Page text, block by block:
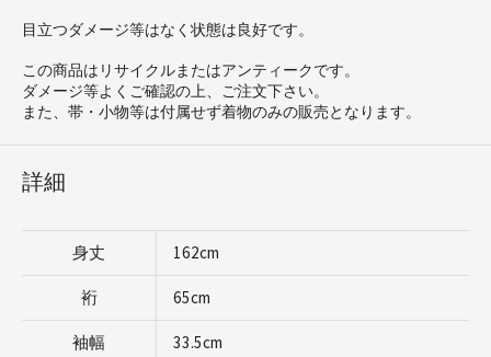
目立つダメージ等はなく状態は良好です。
この商品はリサイクルまたはアンティークです。
ダメージ等よくご確認の上、ご注文下さい。
また、帯・小物等は付属せず着物のみの販売となります。
詳細
身丈 162cm
裄 65cm
袖幅 33.5cm